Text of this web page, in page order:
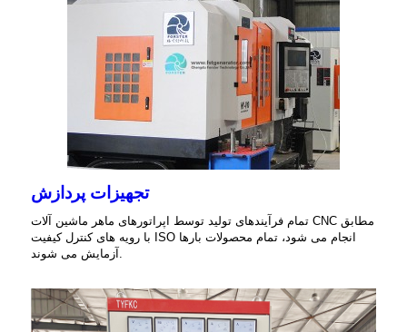
تجهیزات پردازش
تمام فرآیندهای تولید توسط اپراتورهای ماهر ماشین آلات CNC مطابق
با رویه های کنترل کیفیت ISO انجام می شود، تمام محصولات بارها
آزمایش می شوند.